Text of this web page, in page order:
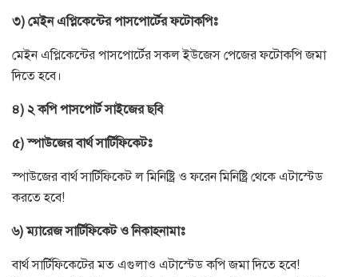
৩) মেইন এপ্লিকেন্টের পাসপোর্টের ফটোকপিঃ
মেইন এপ্লিকেন্টের পাসপোর্টের সকল ইউজেস পেজের ফটোকপি জমা
দিতে হবে।
৪) ২ কপি পাসপোর্ট সাইজের ছবি
৫)স্পাউজের বার্থ সার্টিফিকেটঃ
স্পাউজের বার্থ সার্টিফিকেট ল মিনিষ্ট্রি ও ফরেন মিনিষ্ট্রি থেকে এটাস্টেড
করতে হবে!
৬)ম্যারেজ সার্টিফিকেট ও নিকাহনামাঃ
বার্থ সার্টিফিকেটের মত এগুলাও এটাস্টেড কপি জমা দিতে হবে!